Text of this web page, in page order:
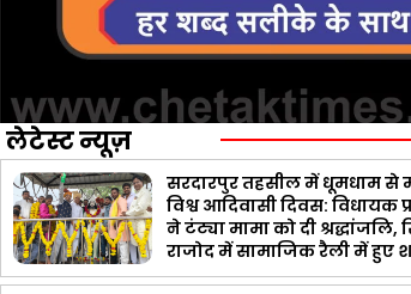
लेटेस्ट न्यूज़
सरदारपुर तहसील में धूमधाम से
विश्व आदिवासी दिवस: विधायक
ने टंट्या मामा को दी श्रद्धांजलि,
राजोद में सामाजिक रैली में हुए